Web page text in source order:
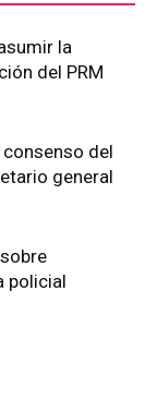
la
del PRM
del
general
policial